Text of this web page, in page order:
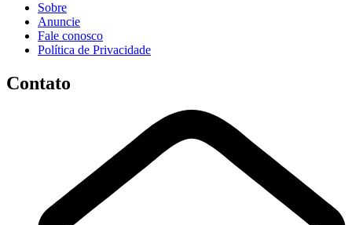
Sobre
Anuncie
Fale conosco
Política de Privacidade
Contato